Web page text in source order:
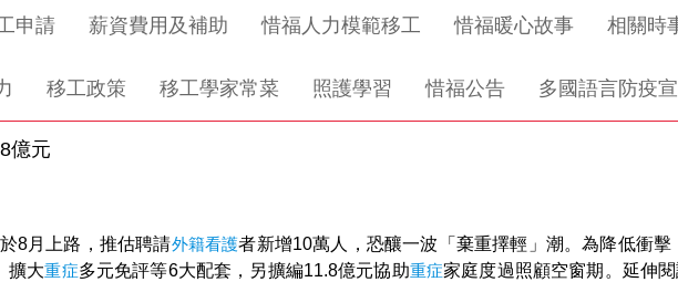
申請 薪資費用及補助 惜福人力模範移工 惜福暖心故事 相關時
移工政策 移工學家常菜 照護學習 惜福公告 多國語言防疫
億元
8月上路，推估聘請外籍看護者新增10萬人，恐釀一波「棄重擇輕」潮。為降低衝擊
擴大重症多元免評等6大配套，另擴編11.8億元協助重症家庭度過照顧空窗期。延伸